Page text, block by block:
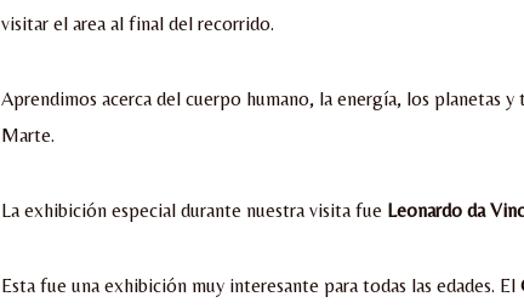
visitar el area al final del recorrido.
Aprendimos acerca del cuerpo humano, la energía, los planetas
Marte.
La exhibición especial durante nuestra visita fue Leonardo da
Esta fue una exhibición muy interesante para todas las edades. El